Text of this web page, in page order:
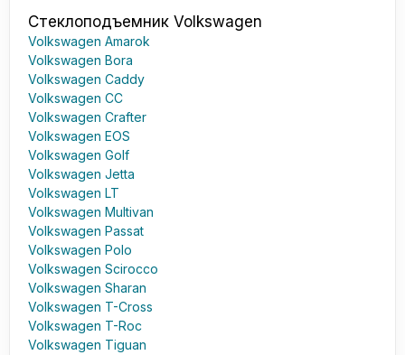
Стеклоподъемник Volkswagen
Volkswagen Amarok
Volkswagen Bora
Volkswagen Caddy
Volkswagen CC
Volkswagen Crafter
Volkswagen EOS
Volkswagen Golf
Volkswagen Jetta
Volkswagen LT
Volkswagen Multivan
Volkswagen Passat
Volkswagen Polo
Volkswagen Scirocco
Volkswagen Sharan
Volkswagen T-Cross
Volkswagen T-Roc
Volkswagen Tiguan